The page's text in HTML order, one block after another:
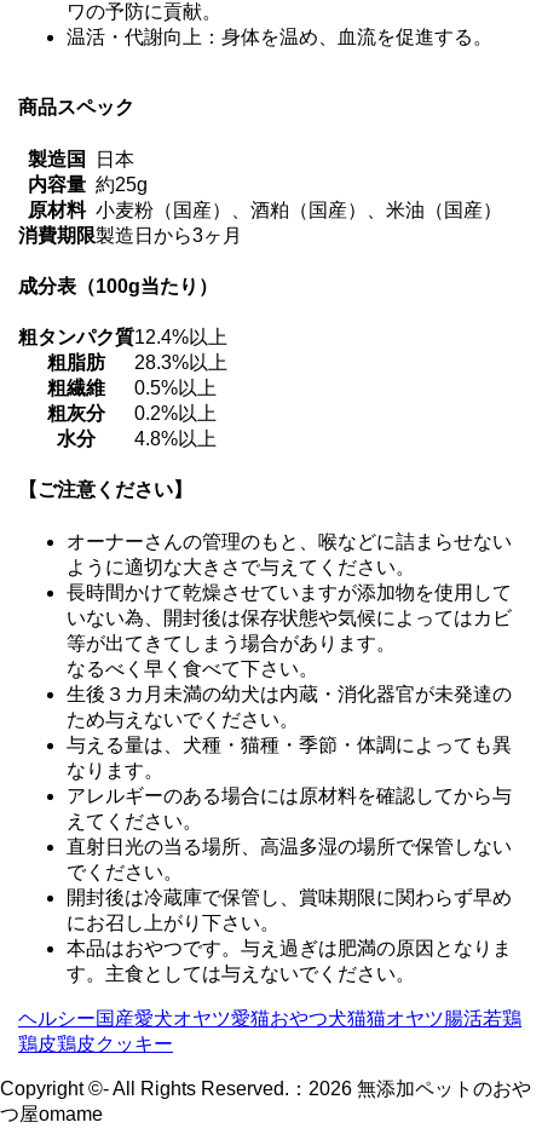
ワの予防に貢献。
温活・代謝向上：身体を温め、血流を促進する。
商品スペック
製造国
日本
内容量 約25g
原材料 小麦粉（国産）、酒粕（国産）、米油（国産）
消費期限製造日から3ヶ月
成分表（100g当たり）
粗タンパク質12.4%以上
粗脂肪
28.3%以上
粗繊維
0.5%以上
粗灰分
0.2%以上
水分
4.8%以上
【ご注意ください】
オーナーさんの管理のもと、喉などに詰まらせない
ように適切な大きさで与えてください。
長時間かけて乾燥させていますが添加物を使用して
いない為、開封後は保存状態や気候によってはカビ
等が出てきてしまう場合があります。
なるべく早く食べて下さい。
生後３カ月未満の幼犬は内蔵・消化器官が未発達の
ため与えないでください。
与える量は、犬種・猫種・季節・体調によっても異
なります。
アレルギーのある場合には原材料を確認してから与
えてください。
直射日光の当る場所、高温多湿の場所で保管しない
でください。
開封後は冷蔵庫で保管し、賞味期限に関わらず早め
にお召し上がり下さい。
本品はおやつです。与え過ぎは肥満の原因となりま
す。主食としては与えないでください。
ヘルシー国産愛犬オヤツ愛猫おやつ犬猫猫オヤツ腸活若鶏
鶏皮鶏皮クッキー
Copyright ©- All Rights Reserved.： 2026 無添加ペットのおや
つ屋omame